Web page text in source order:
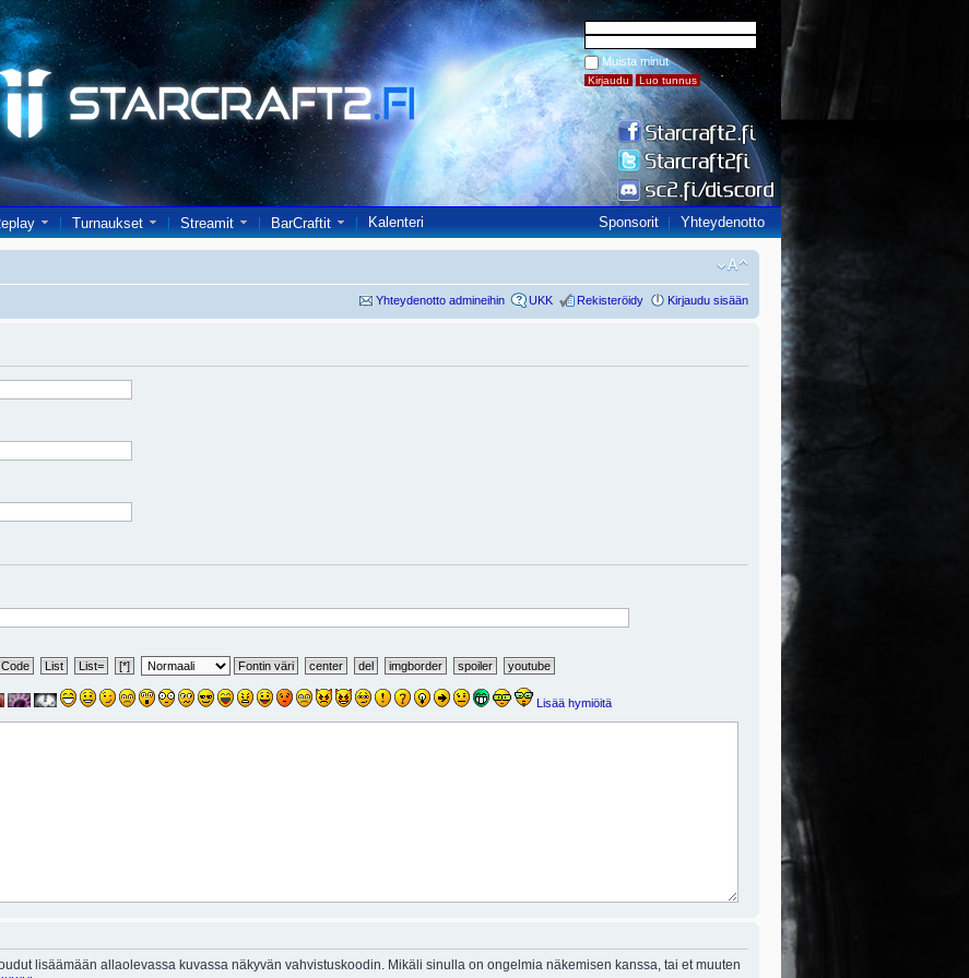
Muista minut
Turnaukset Streamit BarCraftit Kalenteri Sponsorit Yhteydenotto
Yhteydenotto admineihin UKK Rekisteröidy Kirjaudu sisään
Lisää hymiöitä
lisäämään allaolevassa kuvassa näkyvän vahvistuskoodin. Mikäli sinulla on ongelmia näkemisen kanssa, tai et muuten